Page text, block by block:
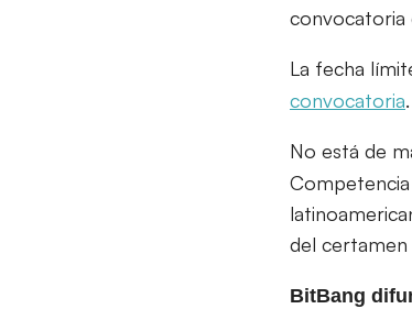
convocatoria
La fecha
convocatoria.
No está de
del certamen
BitBang